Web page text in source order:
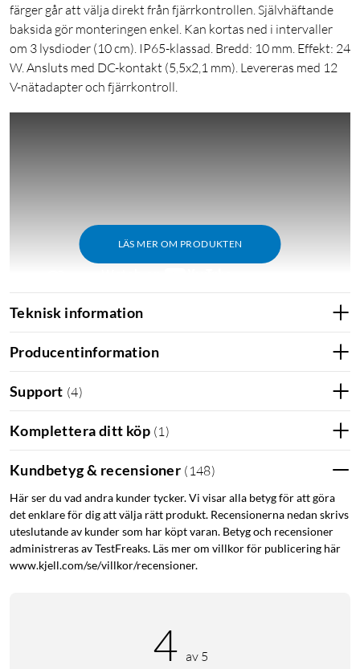
färger går att välja direkt från fjärrkontrollen. Självhäftande
baksida gör monteringen enkel. Kan kortas ned i intervaller
om 3 lysdioder (10 cm). IP65-klassad. Bredd: 10 mm. Effekt: 24
W. Ansluts med DC-kontakt (5,5x2,1 mm). Levereras med 12
V-nätadapter och fjärrkontroll.
LÄS MER OM PRODUKTEN
Teknisk information
Producentinformation
Support (4)
Komplettera ditt köp (1 )
Kundbetyg & recensioner ( 148)
Här ser du vad andra kunder tycker. Vi visar alla betyg för att göra
det enklare för dig att välja rätt produkt. Recensionerna nedan skrivs
uteslutande av kunder som har köpt varan. Betyg och recensioner
administreras av TestFreaks. Läs mer om villkor för publicering här
www.kjell.com/se/villkor/recensioner.
4 av 5